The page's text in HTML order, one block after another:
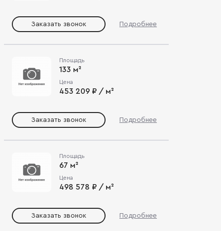
Заказать звонок Подробнее
Площадь
133 м²
Цена
453 209 ₽ / м²
Заказать звонок Подробнее
Площадь
67 м²
Цена
498 578 ₽ / м²
Заказать звонок Подробнее